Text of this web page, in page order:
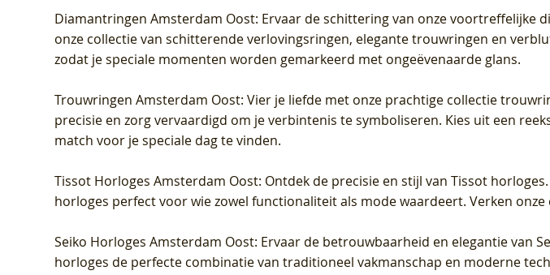
Diamantringen Amsterdam Oost: Ervaar de schittering van onze voortreffelijke
onze collectie van schitterende verlovingsringen, elegante trouwringen en
zodat je speciale momenten worden gemarkeerd met ongeëvenaarde glans.
Trouwringen Amsterdam Oost: Vier je liefde met onze prachtige collectie
precisie en zorg vervaardigd om je verbintenis te symboliseren. Kies uit een
match voor je speciale dag te vinden.
Tissot Horloges Amsterdam Oost: Ontdek de precisie en stijl van Tissot
horloges perfect voor wie zowel functionaliteit als mode waardeert. Verken
Seiko Horloges Amsterdam Oost: Ervaar de betrouwbaarheid en elegantie van
horloges de perfecte combinatie van traditioneel vakmanschap en moderne